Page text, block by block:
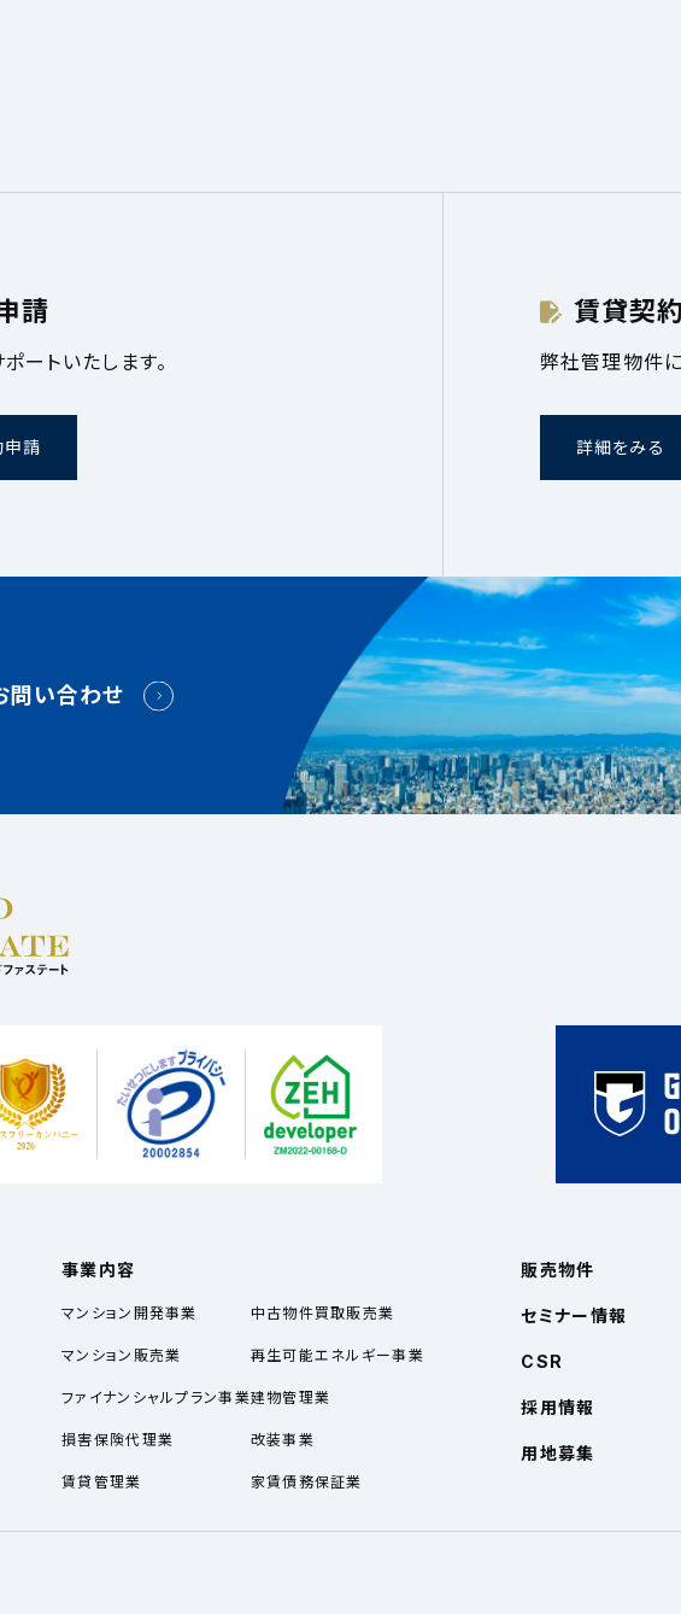
請
ートいたします。
請
賃貸契
弊社管理物件
詳細をみる
問い合わせ
事業内容
マンション開発事業
マンション販売業
ファイナンシャルプラン事業
損害保険代理業
賃貸管理業
中古物件買取販売業
再生可能エネルギー事業
建物管理業
改装事業
家賃債務保証業
販売物件
セミナー情報
CSR
採用情報
用地募集